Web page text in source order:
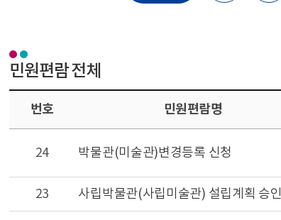
민원편람 전체
번호 민원편람명
24 박물관(미술관)변경등록 신청
23 사립박물관(사립미술관) 설립계획 승인